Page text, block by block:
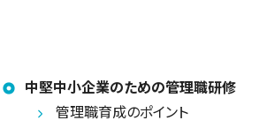
中堅中小企業のための管理職研修
管理職育成のポイント